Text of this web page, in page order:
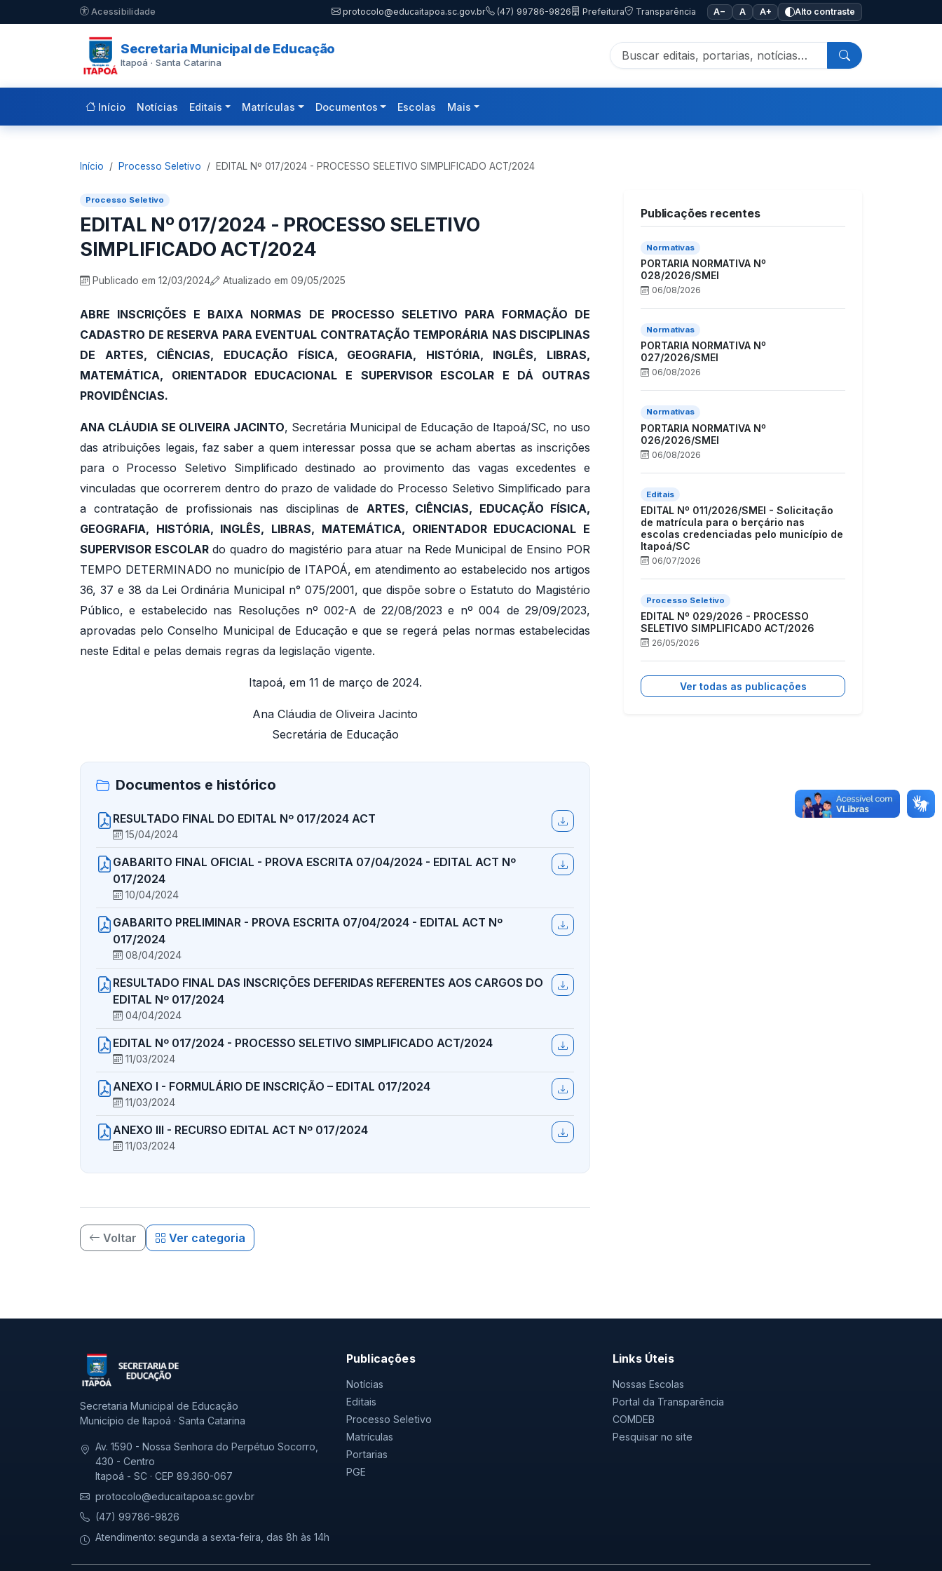
Pular para o conteúdo principal
Acessibilidade protocolo@educaitapoa.sc.gov.br (47) 99786-9826 Prefeitura Transparência A− A A+ Alto contraste
Secretaria Municipal de Educação
Itapoá · Santa Catarina
Início Notícias Editais Matrículas Documentos Escolas Mais
Início Processo Seletivo EDITAL Nº 017/2024 - PROCESSO SELETIVO SIMPLIFICADO ACT/2024
Processo Seletivo
EDITAL Nº 017/2024 - PROCESSO SELETIVO
SIMPLIFICADO ACT/2024
Publicado em 12/03/2024 Atualizado em 09/05/2025
ABRE INSCRIÇÕES E BAIXA NORMAS DE PROCESSO SELETIVO PARA FORMAÇÃO DE
CADASTRO DE RESERVA PARA EVENTUAL CONTRATAÇÃO TEMPORÁRIA NAS DISCIPLINAS
DE ARTES, CIÊNCIAS, EDUCAÇÃO FÍSICA, GEOGRAFIA, HISTÓRIA, INGLÊS, LIBRAS,
MATEMÁTICA, ORIENTADOR EDUCACIONAL E SUPERVISOR ESCOLAR E DÁ OUTRAS
PROVIDÊNCIAS.
ANA CLÁUDIA SE OLIVEIRA JACINTO, Secretária Municipal de Educação de Itapoá/SC, no uso
das atribuições legais, faz saber a quem interessar possa que se acham abertas as inscrições
para o Processo Seletivo Simplificado destinado ao provimento das vagas excedentes e
vinculadas que ocorrerem dentro do prazo de validade do Processo Seletivo Simplificado para
a contratação de profissionais nas disciplinas de ARTES, CIÊNCIAS, EDUCAÇÃO FÍSICA,
GEOGRAFIA, HISTÓRIA, INGLÊS, LIBRAS, MATEMÁTICA, ORIENTADOR EDUCACIONAL E
SUPERVISOR ESCOLARdo quadro do magistério para atuar na Rede Municipal de Ensino POR
TEMPO DETERMINADO no município de ITAPOÁ, em atendimento ao estabelecido nos artigos
36, 37 e 38 da Lei Ordinária Municipal n° 075/2001, que dispõe sobre o Estatuto do Magistério
Público, e estabelecido nas Resoluções nº 002-A de 22/08/2023 e nº 004 de 29/09/2023,
aprovadas pelo Conselho Municipal de Educação e que se regerá pelas normas estabelecidas
neste Edital e pelas demais regras da legislação vigente.
Itapoá, em 11 de março de 2024.
Ana Cláudia de Oliveira Jacinto
Secretária de Educação
Documentos e histórico
RESULTADO FINAL DO EDITAL Nº 017/2024 ACT
15/04/2024
GABARITO FINAL OFICIAL - PROVA ESCRITA 07/04/2024 - EDITAL ACT Nº
017/2024
10/04/2024
GABARITO PRELIMINAR - PROVA ESCRITA 07/04/2024 - EDITAL ACT Nº
017/2024
08/04/2024
RESULTADO FINAL DAS INSCRIÇÕES DEFERIDAS REFERENTES AOS CARGOS DO
EDITAL Nº 017/2024
04/04/2024
EDITAL Nº 017/2024 - PROCESSO SELETIVO SIMPLIFICADO ACT/2024
11/03/2024
ANEXO I - FORMULÁRIO DE INSCRIÇÃO – EDITAL 017/2024
11/03/2024
ANEXO III - RECURSO EDITAL ACT Nº 017/2024
11/03/2024
Voltar Ver categoria
Publicações recentes
Normativas
PORTARIA NORMATIVA Nº
028/2026/SMEI
06/08/2026
Normativas
PORTARIA NORMATIVA Nº
027/2026/SMEI
06/08/2026
Normativas
PORTARIA NORMATIVA Nº
026/2026/SMEI
06/08/2026
Editais
EDITAL Nº 011/2026/SMEI - Solicitação
de matrícula para o berçário nas
escolas credenciadas pelo município de
Itapoá/SC
06/07/2026
Processo Seletivo
EDITAL Nº 029/2026 - PROCESSO
SELETIVO SIMPLIFICADO ACT/2026
26/05/2026
Ver todas as publicações
Secretaria Municipal de Educação
Município de Itapoá · Santa Catarina
Av. 1590 - Nossa Senhora do Perpétuo Socorro,
430 - Centro
Itapoá - SC · CEP 89.360-067
protocolo@educaitapoa.sc.gov.br
(47) 99786-9826
Atendimento: segunda a sexta-feira, das 8h às 14h
Publicações
Notícias
Editais
Processo Seletivo
Matrículas
Portarias
PGE
Links Úteis
Nossas Escolas
Portal da Transparência
COMDEB
Pesquisar no site